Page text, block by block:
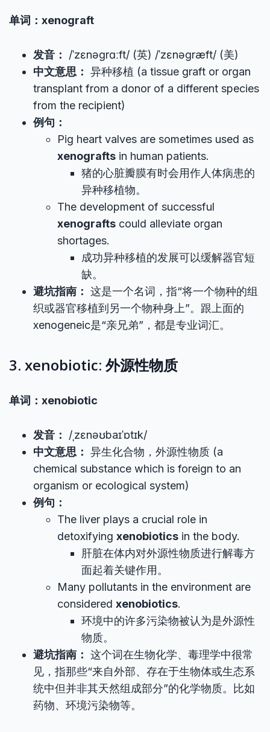
单词：xenograft
发音：
/ˈzɛnəɡrɑːft/ (英) /ˈzɛnəɡræft/ (美)
中文意思： 异种移植 (a tissue graft or organ
transplant from a donor of a different species
from the recipient)
例句：
Pig heart valves are sometimes used as
xenografts in human patients.
猪的心脏瓣膜有时会用作人体病患的
异种移植物。
The development of successful
xenografts could alleviate organ
shortages.
成功异种移植的发展可以缓解器官短
缺。
避坑指南： 这是一个名词，指“将一个物种的组
织或器官移植到另一个物种身上”。跟上面的
xenogeneic是“亲兄弟”，都是专业词汇。
3. xenobiotic: 外源性物质
单词：xenobiotic
发音：
/ˌzɛnəʊbaɪˈɒtɪk/
中文意思： 异生化合物，外源性物质 (a
chemical substance which is foreign to an
organism or ecological system)
例句：
The liver plays a crucial role in
detoxifying xenobiotics in the body.
肝脏在体内对外源性物质进行解毒方
面起着关键作用。
Many pollutants in the environment are
considered xenobiotics.
环境中的许多污染物被认为是外源性
物质。
避坑指南： 这个词在生物化学、毒理学中很常
见，指那些“来自外部、存在于生物体或生态系
统中但并非其天然组成部分”的化学物质。比如
药物、环境污染物等。